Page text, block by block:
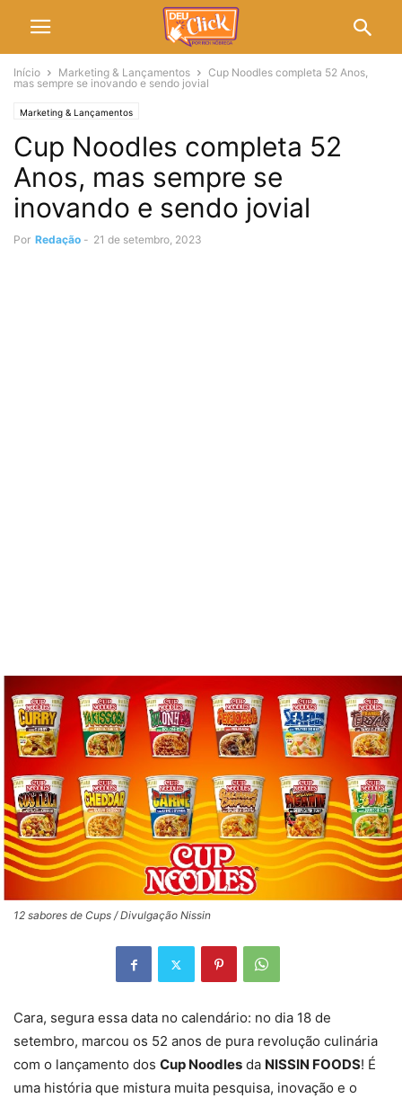
Início Marketing & Lançamentos
Cup Noodles completa 52 Anos,
mas sempre se inovando e sendo jovial
Marketing & Lançamentos
Cup Noodles completa 52
Anos, mas sempre se
inovando e sendo jovial
Por Redação - 21 de setembro, 2023
12 sabores de Cups / Divulgação Nissin
Cara, segura essa data no calendário: no dia 18 de
setembro, marcou os 52 anos de pura revolução culinária
com o lançamento dos Cup Noodles da NISSIN FOODS! É
uma história que mistura muita pesquisa, inovação e o